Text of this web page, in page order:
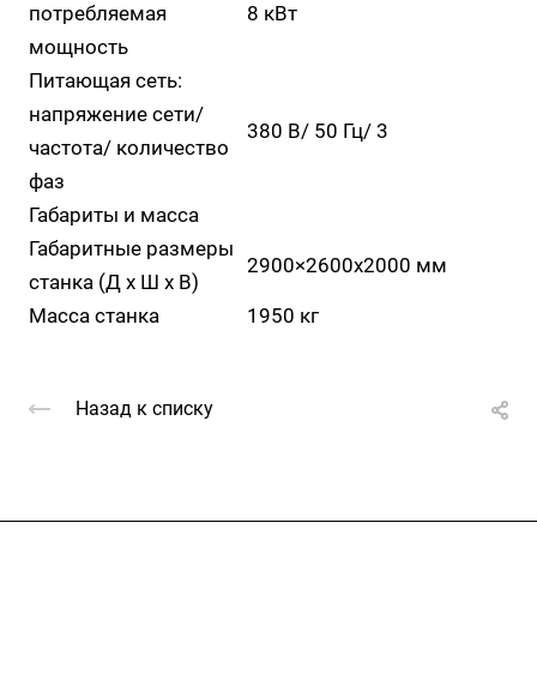
потребляемая
мощность
8 кВт
Питающая сеть:
напряжение сети/
частота/ количество
фаз
380 В/ 50 Гц/ 3
Габариты и масса
Габаритные размеры
станка (Д х Ш х В)
2900×2600х2000 мм
Масса станка 1950 кг
Назад к списку